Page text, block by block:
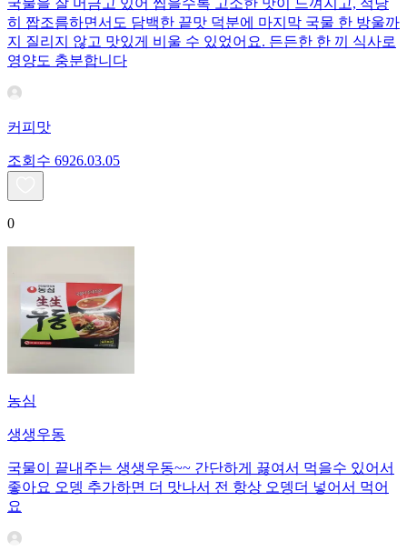
국물을 잘 머금고 있어 씹을수록 고소한 맛이 느껴지고, 적당
히 짭조름하면서도 담백한 끝맛 덕분에 마지막 국물 한 방울까
지 질리지 않고 맛있게 비울 수 있었어요. 든든한 한 끼 식사로
영양도 충분합니다
커피맛
조회수 6926.03.05
0
농심
생생우동
국물이 끝내주는 생생우동~~ 간단하게 끓여서 먹을수 있어서
좋아요 오뎅 추가하면 더 맛나서 전 항상 오뎅더 넣어서 먹어
요